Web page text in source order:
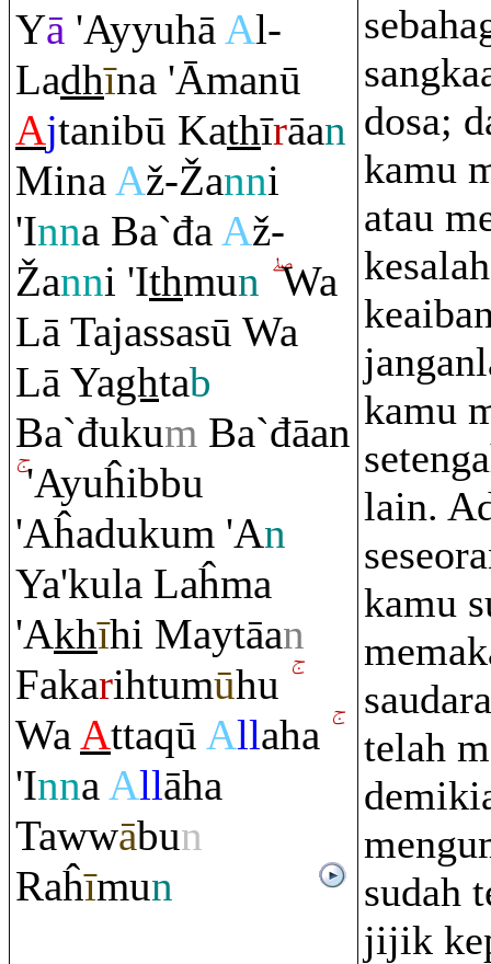
Yā 'AyyuhāAl-
Ladhīna 'Āmanū
Ajtanibū Kathīrāan
MinaAž-Žanni
'Inna Ba`đaAž-
Žanni 'Ithmun Wa
Lā Tajassasū Wa
Lā Yaghtab
Ba`đukum Ba`đāan
'Ayuĥibbu
'Aĥadukum 'An
Ya'kula Laĥma
'Akhīhi Maytāan
Fakarihtumūhu
WaAttaqū Allaha
'InnaAllāha
Tawwābun
Raĥīmun
dosa;
kamu
atau
kamu
lain.
kamu
telah
sudah
jijik